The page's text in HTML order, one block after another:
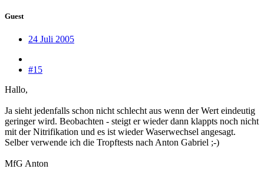
Guest
24 Juli 2005
#15
Hallo,
Ja sieht jedenfalls schon nicht schlecht aus wenn der Wert eindeutig
geringer wird. Beobachten - steigt er wieder dann klappts noch nicht
mit der Nitrifikation und es ist wieder Waserwechsel angesagt.
Selber verwende ich die Tropftests nach Anton Gabriel ;-)
MfG Anton